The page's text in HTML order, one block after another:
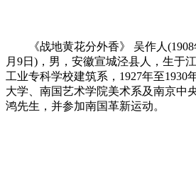
《战地黄花分外香》 吴作人
月9日)，男，安徽宣城泾县人，生于
工业专科学校建筑系，1927年至1930
大学、南国艺术学院美术系及南京中
鸿先生，并参加南国革新运动。